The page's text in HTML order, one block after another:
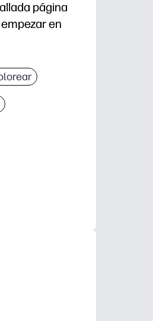
página
en
colorear con crayones,
atractivo para una
motricidad fina, la
temprano, tardes